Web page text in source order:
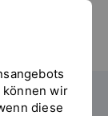
können wir
diese